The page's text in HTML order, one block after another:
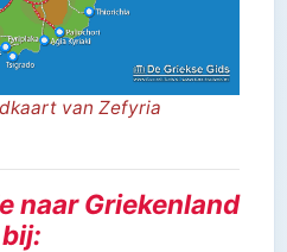
van Zefyria
naar Griekenland
bij: